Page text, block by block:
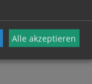
Alle akzeptieren